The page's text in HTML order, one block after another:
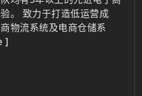
。 致力于打造低运营成
物流系统及电商仓储系
]